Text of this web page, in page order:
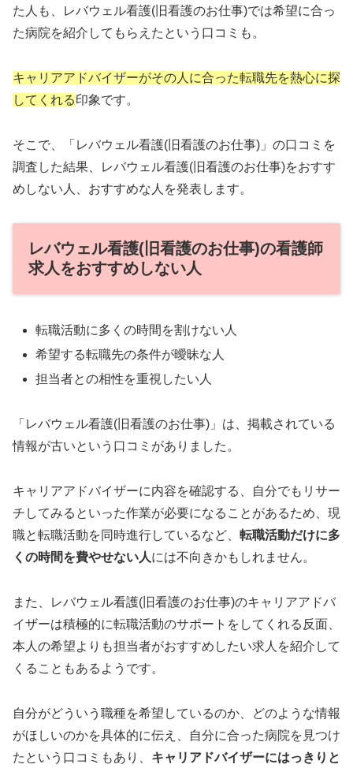
た人も、レバウェル看護(旧看護のお仕事)では希望に合っ
た病院を紹介してもらえたという口コミも。
キャリアアドバイザーがその人に合った転職先を熱心に探
してくれる印象です。
そこで、「レバウェル看護(旧看護のお仕事)」の口コミを
調査した結果、レバウェル看護(旧看護のお仕事)をおすす
めしない人、おすすめな人を発表します。
レバウェル看護(旧看護のお仕事)の看護師
求人をおすすめしない人
転職活動に多くの時間を割けない人
希望する転職先の条件が曖昧な人
担当者との相性を重視したい人
「レバウェル看護(旧看護のお仕事)」は、掲載されている
情報が古いという口コミがありました。
キャリアアドバイザーに内容を確認する、自分でもリサー
チしてみるといった作業が必要になることがあるため、現
職と転職活動を同時進行しているなど、 転職活動だけに多
くの時間を費やせない人には不向きかもしれません。
また、レバウェル看護(旧看護のお仕事)のキャリアアドバ
イザーは積極的に転職活動のサポートをしてくれる反面、
本人の希望よりも担当者がおすすめしたい求人を紹介して
くることもあるようです。
自分がどういう職種を希望しているのか、どのような情報
がほしいのかを具体的に伝え、自分に合った病院を見つけ
たという口コミもあり、 キャリアドバイザーにはっきりと